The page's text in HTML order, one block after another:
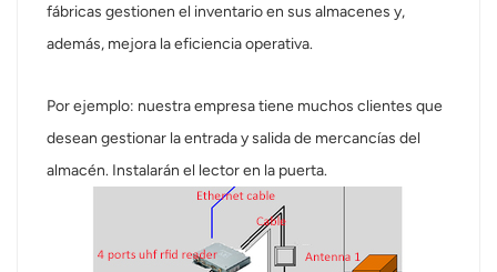
แบบไทย
norsk
magyar
fábricas gestionen el inventario en sus almacenes y,
además, mejora la eficiencia operativa.
Por ejemplo: nuestra empresa tiene muchos clientes que
desean gestionar la entrada y salida de mercancías del
almacén. Instalarán el lector en la puerta.